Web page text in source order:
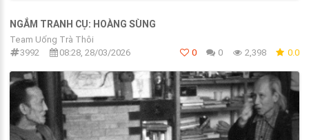
NGẮM TRANH CỤ: HOÀNG SÙNG
Team Uống Trà Thôi
3992
08:28, 28/03/2026 0 0 2,398 0.0